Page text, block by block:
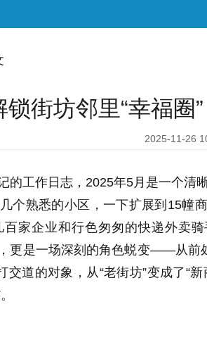
街坊邻里“幸福圈”
2025-11-26
的工作日志，2025年5月是一个清
个熟悉的小区，一下扩展到15幢
家企业和行色匆匆的快递外卖
更是一场深刻的角色蜕变——从前
交道的对象，从“老街坊”变成了“新